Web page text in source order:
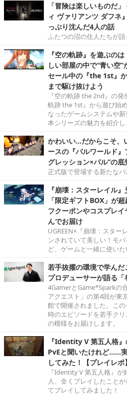
「冒険は楽しいものだ
ィ ヴァリアンツ ダフネ
っぷり沈んだ4人の話
ふたつの沼の住人たちが語
『空の軌跡』を遊ぶの
しい部屋の中で“青い空
セール中の『the 1st』
まで駆け抜けよう
『空の軌跡 the 2nd』の
軌跡 the 1st』から遊び始
なったゲームシステムや
本シリーズの魅力を紹介し
かわいい…だからこそ、
ースの『パルワールド
グレッション×パル”の
正式版で登場する新たなパ
『崩壊：スターレイル
「限定ギフトBOX」が
フクーポンやコスプレ
んでお届け
UGREEN×『崩壊：スター
ンされていて美しい！モ
ど、ゲームと一緒に使い
若手抜擢の環境で学ん
プロデューサーが語る
4GamerとGame*Sparkの
アクエスト」の第4回が東
館で開催されました。こ
時のエピソードを若手ク
の模様をお届けします。
『Identity V 第五人格
PvEと聞いたけれど……
してみた！【プレイレポ】
『Identity V 第五人格』
人、全くプレイしたこと
てプレイしてみました！